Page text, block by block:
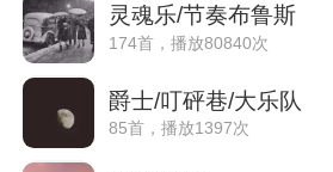
灵魂乐/节奏布鲁斯
174首，播放80840次
爵士/叮砰巷/大乐队
85首，播放1397次